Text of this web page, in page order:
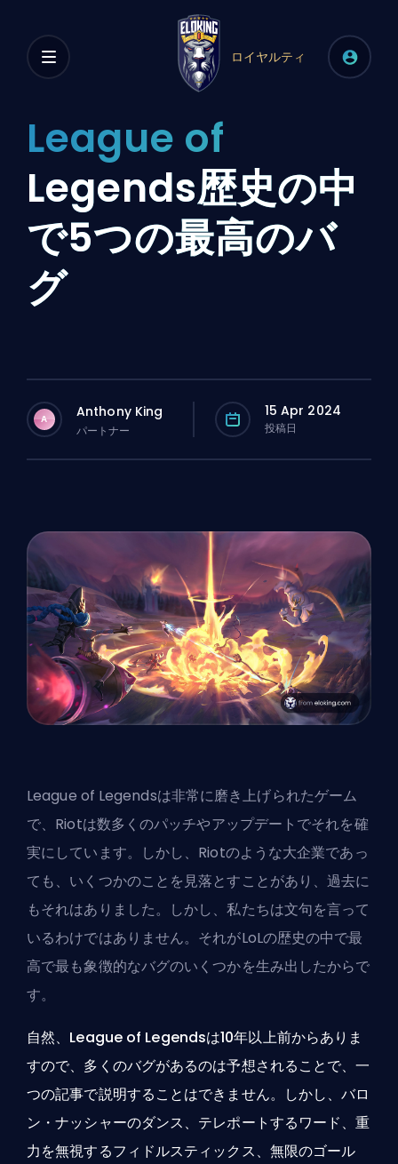
ロイヤルティ
League of
Legends歴史の中
で5つの最高のバ
グ
A Anthony King
パートナー
15 Apr 2024
投稿日
League of Legendsは非常に磨き上げられたゲーム
で、Riotは数多くのパッチやアップデートでそれを確
実にしています。しかし、Riotのような大企業であっ
ても、いくつかのことを見落とすことがあり、過去に
もそれはありました。しかし、私たちは文句を言って
いるわけではありません。それがLoLの歴史の中で最
高で最も象徴的なバグのいくつかを生み出したからで
す。
自然、League of Legendsは10年以上前からありま
すので、多くのバグがあるのは予想されることで、一
つの記事で説明することはできません。しかし、バロ
ン・ナッシャーのダンス、テレポートするワード、重
力を無視するフィドルスティックス、無限のゴール